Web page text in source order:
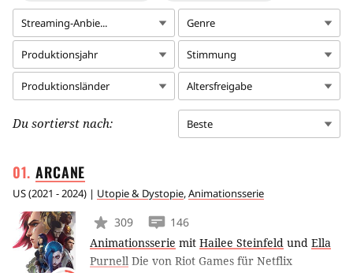
Streaming-Anbie... Genre
Produktionsjahr Stimmung
Produktionsländer Altersfreigabe
Du sortierst nach: Beste
ARCANE
US(2021 - 2024) | Utopie & Dystopie,Animationsserie
309
146
Animationsserie mit Hailee Steinfeld und Ella
Purnell Die von Riot Games für Netflix